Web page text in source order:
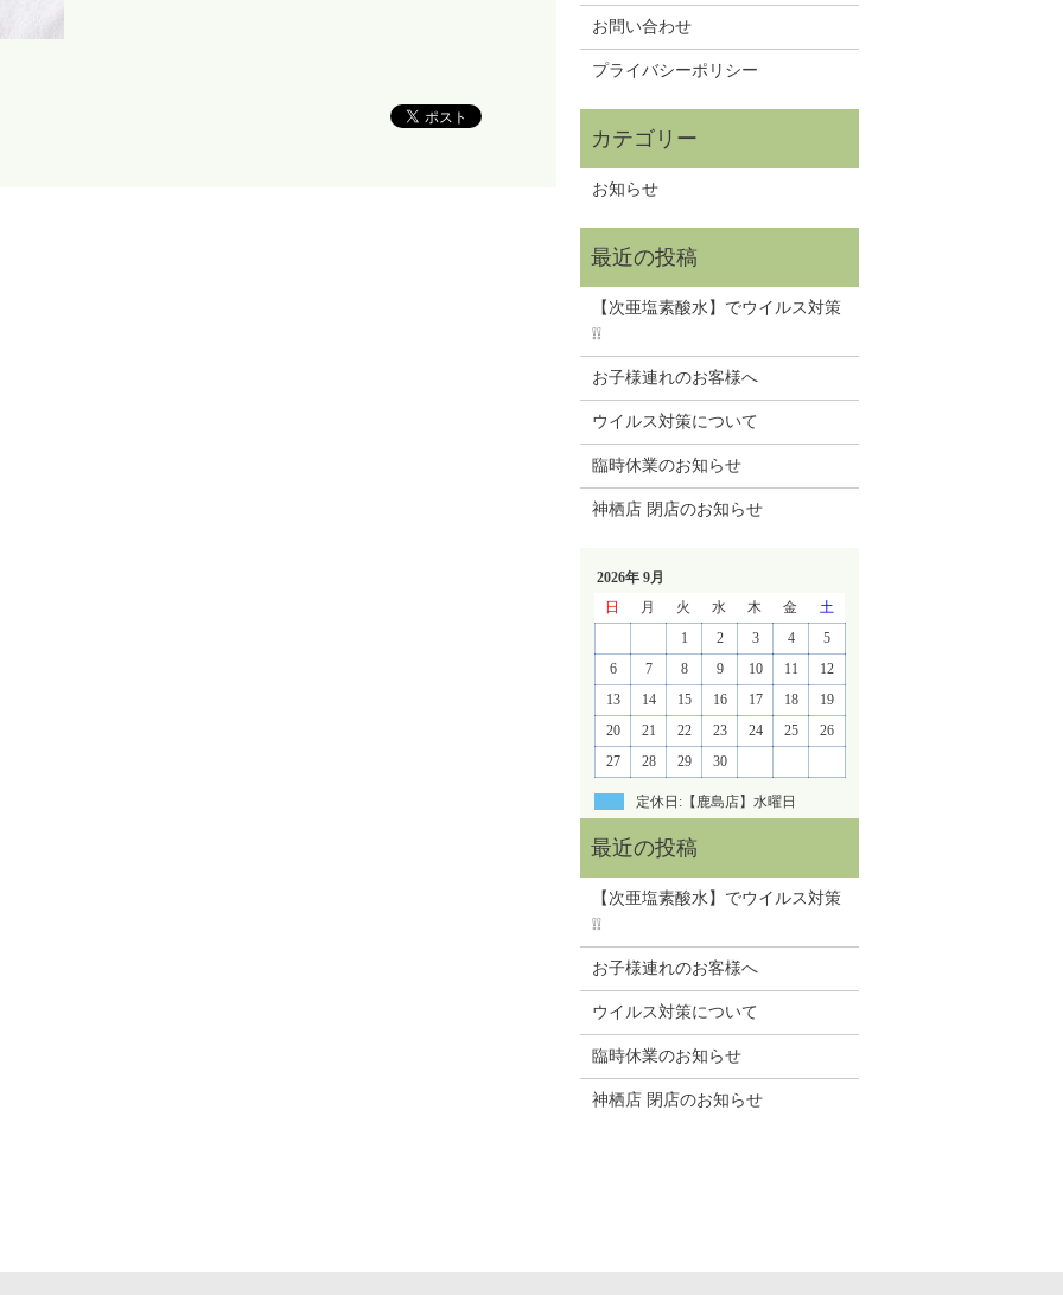
お問い合わせ
プライバシーポリシー
お知らせ
【次亜塩素酸水】でウイルス対策
❕❕
お子様連れのお客様へ
ウイルス対策について
臨時休業のお知らせ
神栖店 閉店のお知らせ
2026年 9月
日
月 火 水 木 金
土
1
2 3 4
5
6
7 8 9 10 11
12
13
14 15 16 17 18
19
20
21 22 23 24 25
26
27
28 29 30
定休日:【鹿島店】水曜日
【次亜塩素酸水】でウイルス対策
❕❕
お子様連れのお客様へ
ウイルス対策について
臨時休業のお知らせ
神栖店 閉店のお知らせ